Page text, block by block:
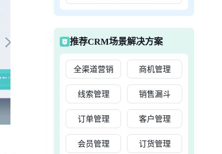
推荐CRM场景解决方案
全渠道营销 商机管理
线索管理 销售漏斗
订单管理 客户管理
会员管理 订货管理